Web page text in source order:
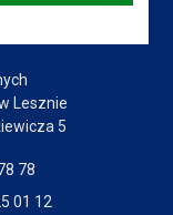
Lesznie
5
78
01 12